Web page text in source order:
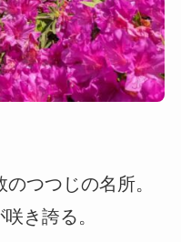
つつじの名所。
き誇る。